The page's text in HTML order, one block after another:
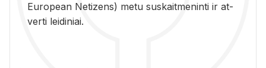
Eu­ro­pe­an Ne­ti­zens) metu su­skait­me­nin­ti ir at­
ver­ti lei­di­niai.